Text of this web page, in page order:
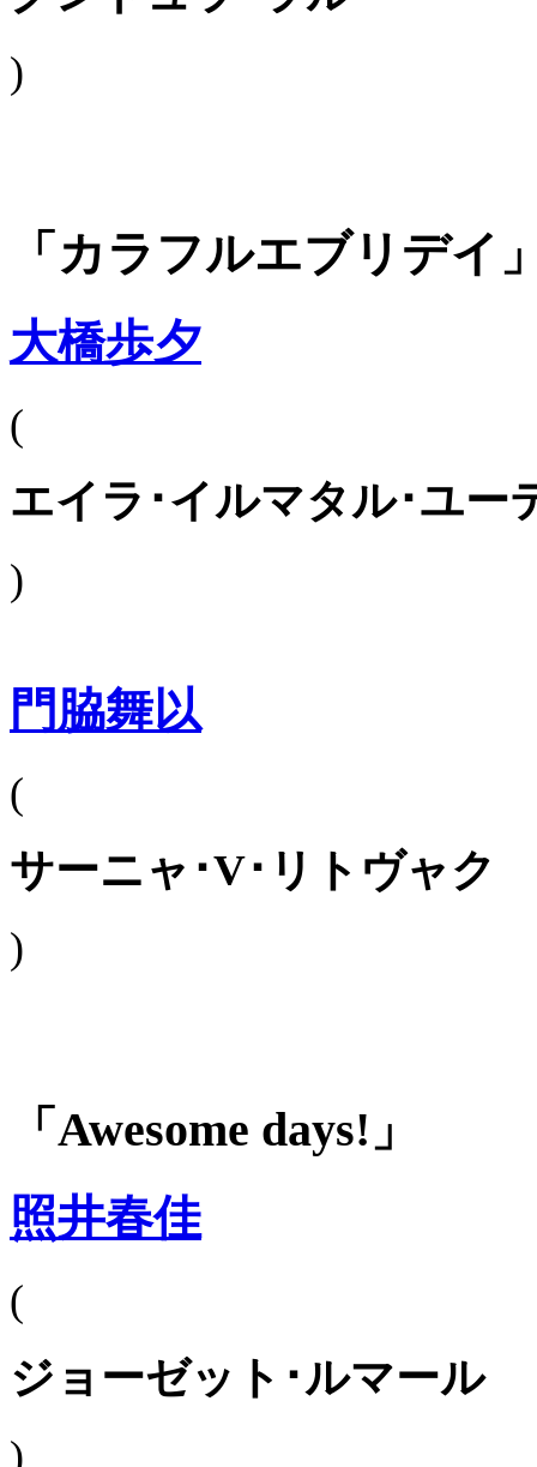
)
「カラフルエブリデイ
大橋歩夕
(
エイラ･イルマタル･ユー
)
門脇舞以
(
サーニャ･V･リトヴャク
)
「Awesome days!」
照井春佳
(
ジョーゼット･ルマール
)